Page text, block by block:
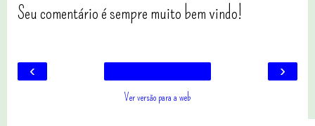
Seu comentário é sempre muito bem vindo!
‹ ›
Ver versão para a web